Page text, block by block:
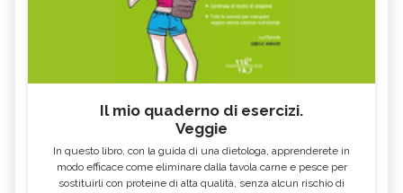
Il mio quaderno di esercizi.
Veggie
In questo libro, con la guida di una dietologa, apprenderete in
modo efficace come eliminare dalla tavola carne e pesce per
sostituirli con proteine di alta qualità, senza alcun rischio di